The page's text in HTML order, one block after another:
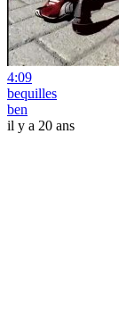
4:09
bequilles
ben
il y a 20 ans